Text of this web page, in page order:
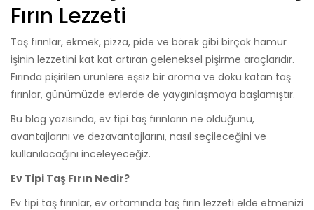
Fırın Lezzeti
Taş fırınlar, ekmek, pizza, pide ve börek gibi birçok hamur
işinin lezzetini kat kat artıran geleneksel pişirme araçlarıdır.
Fırında pişirilen ürünlere eşsiz bir aroma ve doku katan taş
fırınlar, günümüzde evlerde de yaygınlaşmaya başlamıştır.
Bu blog yazısında, ev tipi taş fırınların ne olduğunu,
avantajlarını ve dezavantajlarını, nasıl seçileceğini ve
kullanılacağını inceleyeceğiz.
Ev Tipi Taş Fırın Nedir?
Ev tipi taş fırınlar, ev ortamında taş fırın lezzeti elde etmenizi